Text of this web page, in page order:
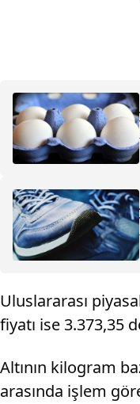
Uluslararası
fiyatı ise 3.373,35
Altının kilogram
arasında işlem